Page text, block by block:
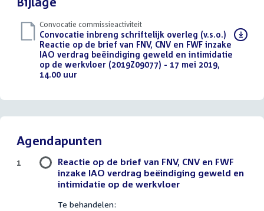
Convocatie commissieactiviteit
Download
bestand:
Convocatie inbreng schriftelijk overleg (v.s.o.)
Reactie op de brief van FNV, CNV en FWF inzake
IAO verdrag beëindiging geweld en intimidatie
op de werkvloer (2019Z09077) - 17 mei 2019,
14.00 uur(PDF)
Agendapunten
Reactie op de brief van FNV, CNV en FWF
inzake IAO verdrag beëindiging geweld en
intimidatie op de werkvloer
Te behandelen:
1